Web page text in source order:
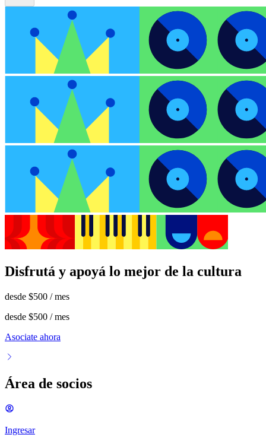
Disfrutá y apoyá lo mejor de la cultura
desde $500 / mes
desde $500 / mes
Asociate ahora
Área de socios
Ingresar